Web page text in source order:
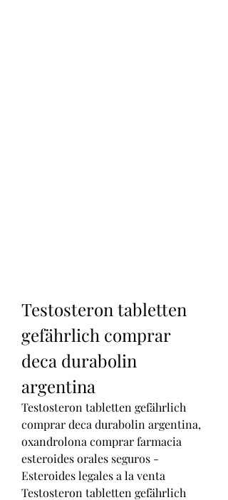
Testosteron tabletten
gefährlich comprar
deca durabolin
argentina
Testosteron tabletten gefährlich
comprar deca durabolin argentina,
oxandrolona comprar farmacia
esteroides orales seguros -
Esteroides legales a la venta
Testosteron tabletten gefährlich